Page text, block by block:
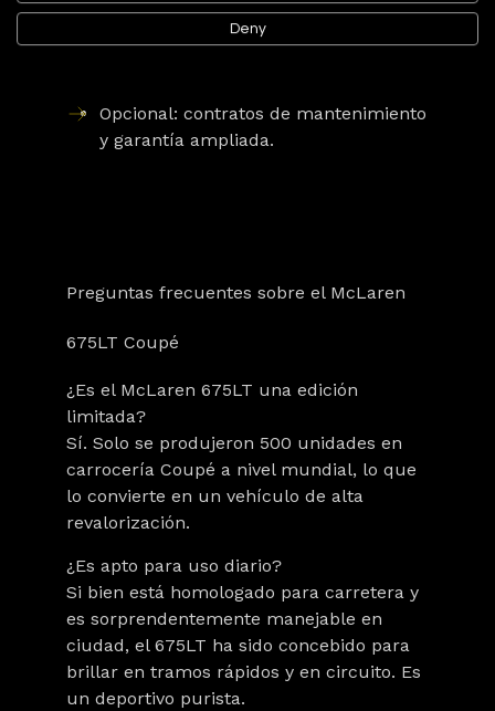
Servicios de financiación premium y
recompra.
Opcional: contratos de mantenimiento
y garantía ampliada.
Preguntas frecuentes sobre el McLaren
675LT Coupé
¿Es el McLaren 675LT una edición
limitada?
Sí. Solo se produjeron 500 unidades en
carrocería Coupé a nivel mundial, lo que
lo convierte en un vehículo de alta
revalorización.
¿Es apto para uso diario?
Si bien está homologado para carretera y
es sorprendentemente manejable en
ciudad, el 675LT ha sido concebido para
brillar en tramos rápidos y en circuito. Es
un deportivo purista.
Deny